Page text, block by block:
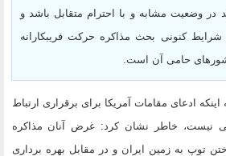
در وضعیت مشابه و با احترام متقابل باشد و
کنونی بحث مذاکره حرکت فریبکارانه
حامی آن است.
اینکه ادعای مقامات آمریکا برای برقراری ارتباط
نیست، خاطر نشان کرد: غرض آنان مذاکره
توپ به زمین ایران و در مقابل بهره برداری